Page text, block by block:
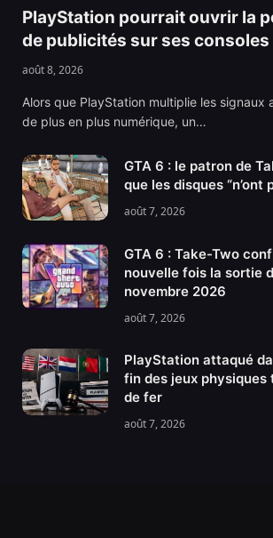
PlayStation pourrait ouvrir la
de publicités sur ses consoles
août 8, 2026
Alors que PlayStation multiplie les signaux
de plus en plus numérique, un…
GTA 6 : le patron de
que les disques “n’ont
août 7, 2026
GTA 6 : Take-Two
nouvelle fois la sortie
novembre 2026
août 7, 2026
PlayStation attaqué
fin des jeux physiques
de fer
août 7, 2026